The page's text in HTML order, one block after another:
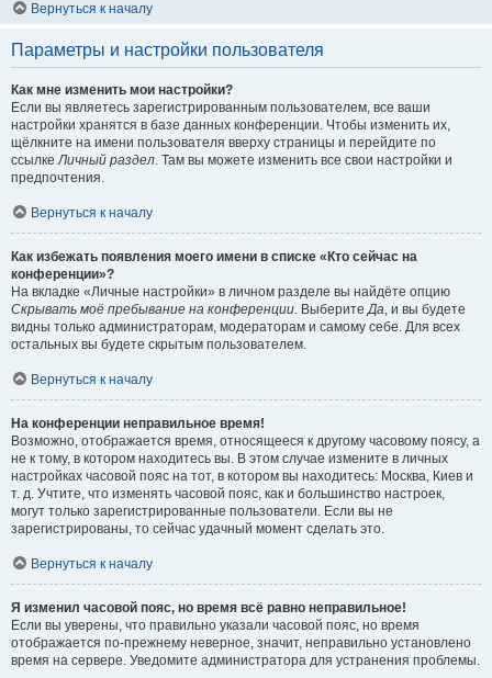
Вернуться к началу
Параметры и настройки пользователя
Как мне изменить мои настройки?
Если вы являетесь зарегистрированным пользователем, все ваши
настройки хранятся в базе данных конференции. Чтобы изменить их,
щёлкните на имени пользователя вверху страницы и перейдите по
ссылкеЛичный раздел. Там вы можете изменить все свои настройки и
предпочтения.
Вернуться к началу
Как избежать появления моего имени в списке «Кто сейчас на
конференции»?
На вкладке «Личные настройки» в личном разделе вы найдёте опцию
Скрывать моё пребывание на конференции. ВыберитеДа, и вы будете
видны только администраторам, модераторам и самому себе. Для всех
остальных вы будете скрытым пользователем.
Вернуться к началу
На конференции неправильное время!
Возможно, отображается время, относящееся к другому часовому поясу, а
не к тому, в котором находитесь вы. В этом случае измените в личных
настройках часовой пояс на тот, в котором вы находитесь: Москва, Киев и
т. д. Учтите, что изменять часовой пояс, как и большинство настроек,
могут только зарегистрированные пользователи. Если вы не
зарегистрированы, то сейчас удачный момент сделать это.
Вернуться к началу
Я изменил часовой пояс, но время всё равно неправильное!
Если вы уверены, что правильно указали часовой пояс, но время
отображается по-прежнему неверное, значит, неправильно установлено
время на сервере. Уведомите администратора для устранения проблемы.